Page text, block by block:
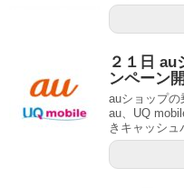
２１日 au
ンペーン
auショップの
au、UQ
きキャッシ